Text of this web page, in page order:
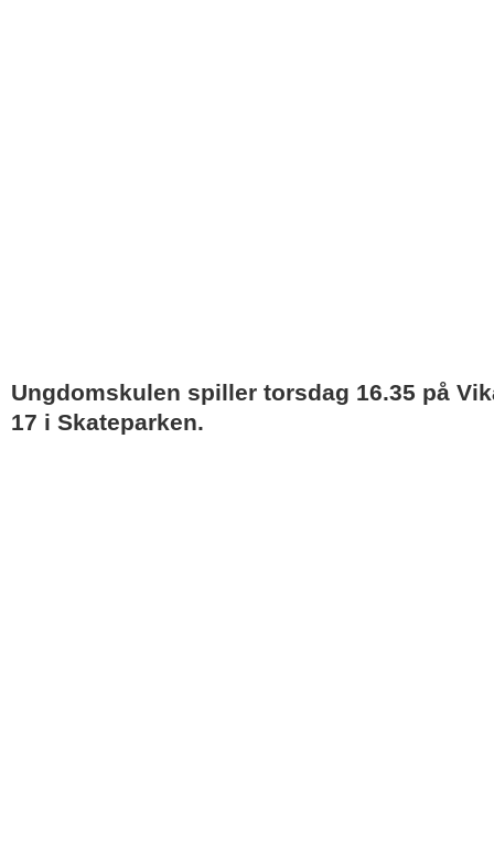
Ungdomskulen spiller torsdag 16.35 på
17 i Skateparken.